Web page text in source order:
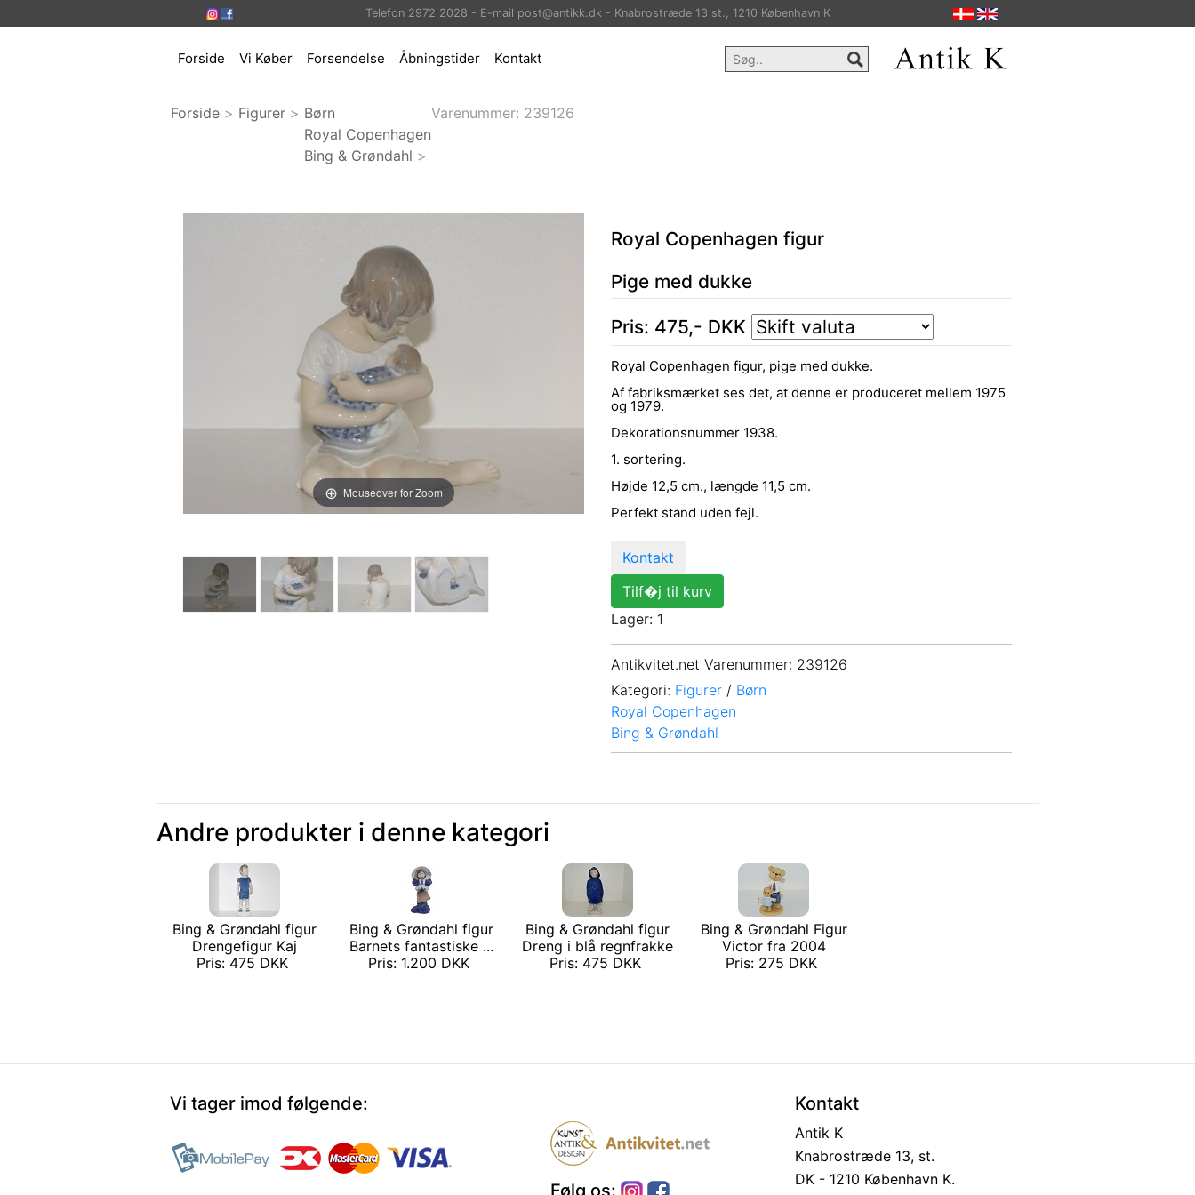
Telefon 2972 2028 - E-mail post@antikk.dk - Knabrostræde 13 st., 1210 København K
Forside Vi Køber Forsendelse Åbningstider Kontakt
Forside > Figurer > Børn
Royal Copenhagen
Bing & Grøndahl >
Varenummer: 239126
Mouseover for Zoom
Royal Copenhagen figur
Pige med dukke
Pris: 475,- DKK
Royal Copenhagen figur, pige med dukke.
Af fabriksmærket ses det, at denne er produceret mellem 1975
og 1979.
Dekorationsnummer 1938.
1. sortering.
Højde 12,5 cm., længde 11,5 cm.
Perfekt stand uden fejl.
Kontakt
Tilf�j til kurv
Lager: 1
Antikvitet.net Varenummer: 239126
Kategori: Figurer / Børn
Royal Copenhagen
Bing & Grøndahl
Andre produkter i denne kategori
Bing & Grøndahl figur
Drengefigur Kaj
Pris: 475 DKK
Bing & Grøndahl figur
Barnets fantastiske ...
Pris: 1.200 DKK
Bing & Grøndahl figur
Dreng i blå regnfrakke
Pris: 475 DKK
Bing & Grøndahl Figur
Victor fra 2004
Pris: 275 DKK
Vi tager imod følgende:
Følg os:
Kontakt
Antik K
Knabrostræde 13, st.
DK - 1210 København K.